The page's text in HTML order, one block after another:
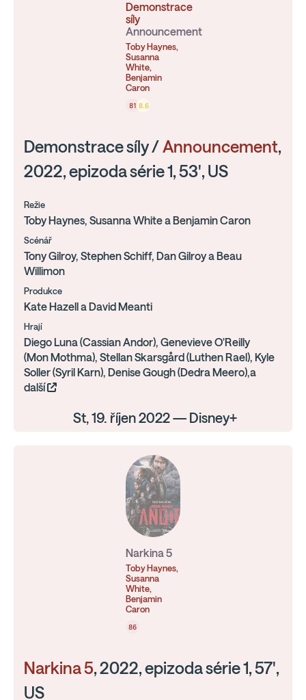
Demonstrace
síly
Announcement
Toby Haynes,
Susanna
White,
Benjamin
Caron
81 8.6
Demonstrace síly /Announcement,
2022, epizoda série 1, 53', US
Režie
Toby Haynes, Susanna White a Benjamin Caron
Scénář
Tony Gilroy, Stephen Schiff, Dan Gilroy a Beau
Willimon
Produkce
Kate Hazell a David Meanti
Hrají
Diego Luna (Cassian Andor), Genevieve O'Reilly
(Mon Mothma), Stellan Skarsgård (Luthen Rael), Kyle
Soller (Syril Karn), Denise Gough (Dedra Meero),a
další
St, 19. říjen 2022 — Disney+
Narkina 5
Toby Haynes,
Susanna
White,
Benjamin
Caron
86
Narkina 5, 2022, epizoda série 1, 57',
US